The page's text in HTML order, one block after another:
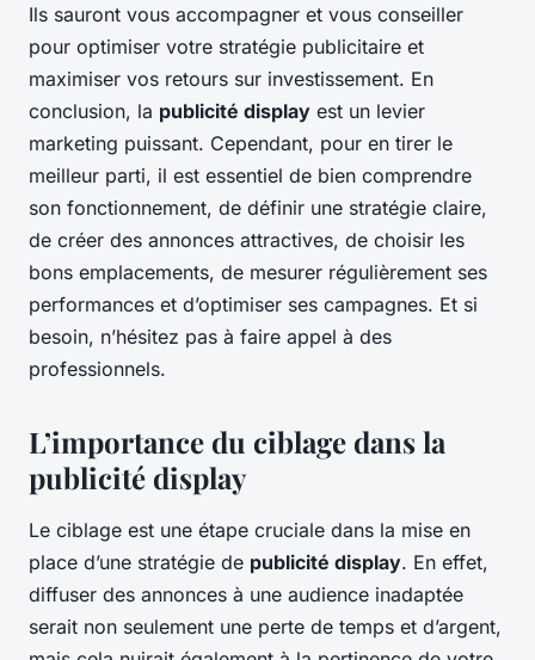
Ils sauront vous accompagner et vous conseiller
pour optimiser votre stratégie publicitaire et
maximiser vos retours sur investissement. En
conclusion, la publicité display est un levier
marketing puissant. Cependant, pour en tirer le
meilleur parti, il est essentiel de bien comprendre
son fonctionnement, de définir une stratégie claire,
de créer des annonces attractives, de choisir les
bons emplacements, de mesurer régulièrement ses
performances et d’optimiser ses campagnes. Et si
besoin, n’hésitez pas à faire appel à des
professionnels.
L’importance du ciblage dans la
publicité display
Le ciblage est une étape cruciale dans la mise en
place d’une stratégie de publicité display. En effet,
diffuser des annonces à une audience inadaptée
serait non seulement une perte de temps et d’argent,